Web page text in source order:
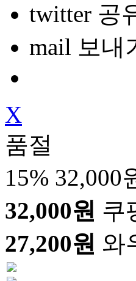
twitter 공
mail 보내
X
품절
15% 32,000
32,000원 쿠
27,200원 와